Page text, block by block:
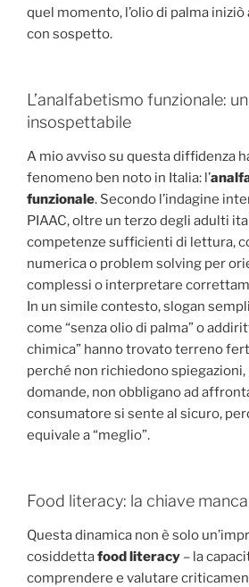
quel momento, l’olio di palma
con sospetto.
L’analfabetismo funzionale:
insospettabile
A mio avviso su questa diffidenza
fenomeno ben noto in Italia: l’
funzionale. Secondo l’indagine
PIAAC, oltre un terzo degli adulti
competenze sufficienti di lettura,
numerica o problem solving per
complessi o interpretare
In un simile contesto, slogan
come “senza olio di palma” o
chimica” hanno trovato terreno
perché non richiedono
domande, non obbligano ad
consumatore si sente al sicuro,
equivale a “meglio”.
Food literacy: la chiave
Questa dinamica non è solo
cosiddettafood literacy – la
comprendere e valutare